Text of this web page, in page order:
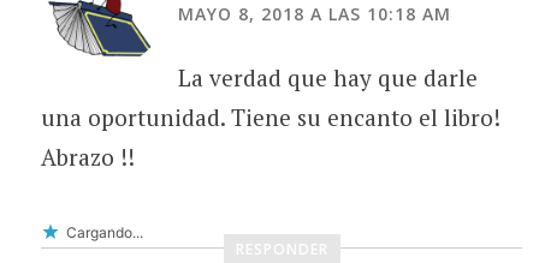
MAYO 8, 2018 A LAS 10:18 AM
La verdad que hay que darle
una oportunidad. Tiene su encanto el libro!
Abrazo !!
Cargando...
RESPONDER